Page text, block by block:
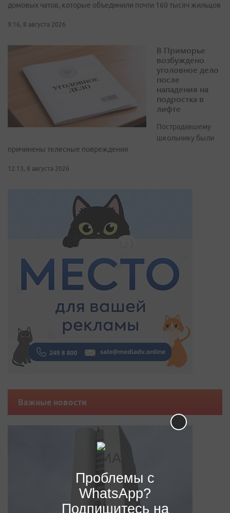
домовых чатов, которые объединили почти 160 тысяч жильцов
9:16, 8 августа 2026
В Приморье
возбуждено
уголовное дело
после
нападения на
подростка в
лифте
Пострадавшему
школьнику были
причинены телесные повреждения
12:13, 8 августа 2026
Важные новости
Проблемы с
WhatsApp?
Подпишитесь на